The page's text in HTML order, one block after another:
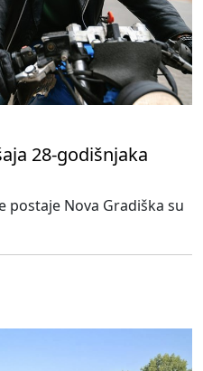
28-godišnjaka
postaje Nova Gradiška su